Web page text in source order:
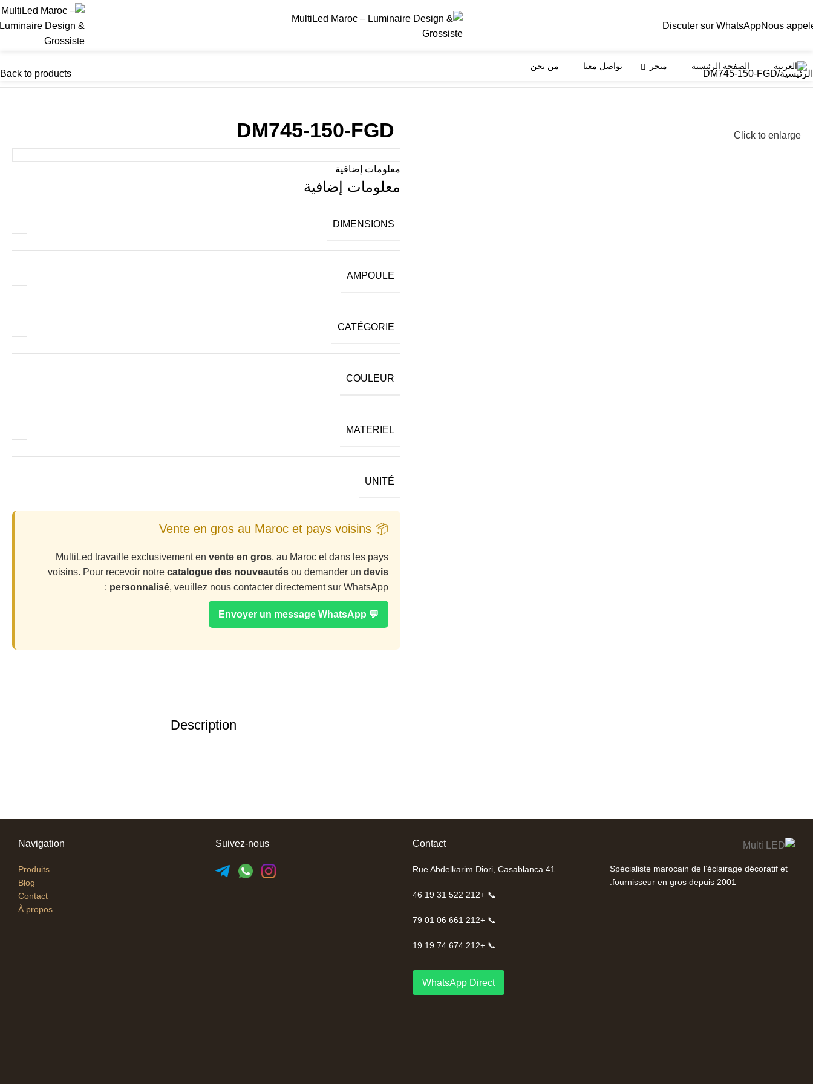
Nous
Discuter sur WhatsApp
الصفحة الرئيسية متجر تواصل معنا من نحن
الرئيسية DM745-150-FGD
Back to products
Click to enlarge
DM745-150-FGD
معلومات إضافية
معلومات إضافية
DIMENSIONS
AMPOULE
CATÉGORIE
COULEUR
MATERIEL
UNITÉ
📦 Vente en gros au Maroc et pays voisins
MultiLed travaille exclusivement en vente en gros, au Maroc et dans les pays
voisins. Pour recevoir notre catalogue des nouveautés ou demander un devis
personnalisé, veuillez nous contacter directement sur WhatsApp :
💬 Envoyer un message WhatsApp
Description
Spécialiste marocain de l’éclairage décoratif et
fournisseur en gros depuis 2001.
Contact
41 Rue Abdelkarim Diori, Casablanca
📞 +212 522 31 19 46
📞 +212 661 06 01 79
📞 +212 674 74 19 19
WhatsApp Direct
Suivez-nous
Navigation
Produits
Blog
Contact
À propos